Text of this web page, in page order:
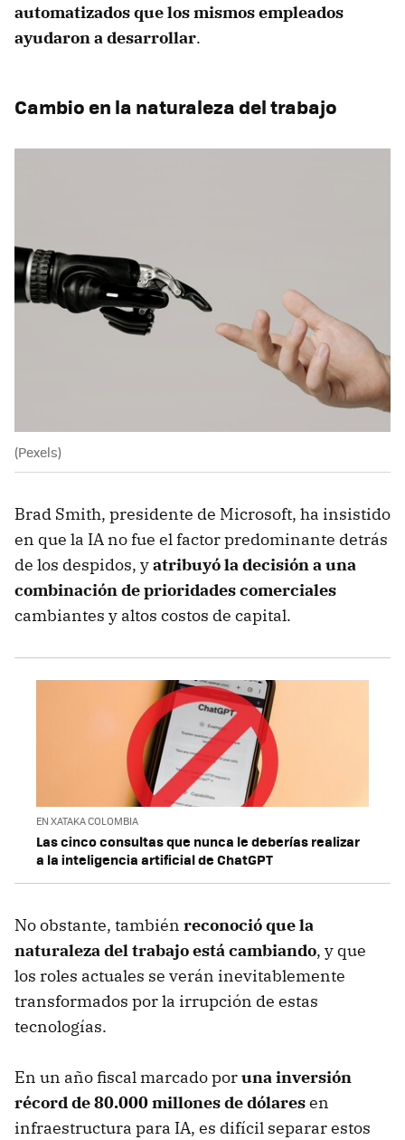
automatizados que los mismos empleados
ayudaron a desarrollar.
Cambio en la naturaleza del trabajo
(Pexels)
Brad Smith, presidente de Microsoft, ha insistido
en que la IA no fue el factor predominante detrás
de los despidos, yatribuyó la decisión a una
combinación de prioridades comerciales
cambiantes y altos costos de capital.
EN XATAKA COLOMBIA
Las cinco consultas que nunca le deberías realizar
a la inteligencia artificial de ChatGPT
No obstante, también reconoció que la
naturaleza del trabajo está cambiando, y que
los roles actuales se verán inevitablemente
transformados por la irrupción de estas
tecnologías.
En un año fiscal marcado poruna inversión
récord de 80.000 millones de dólaresen
infraestructura para IA, es difícil separar estos